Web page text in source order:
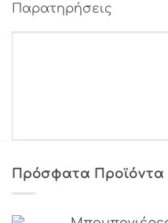
Γραμματοσειρά 50
Γραμματοσειρά 51
Γραμματοσειρά 58
Γραμματοσειρά 59
Παρατηρήσεις
Πρόσφατα Προϊόντα